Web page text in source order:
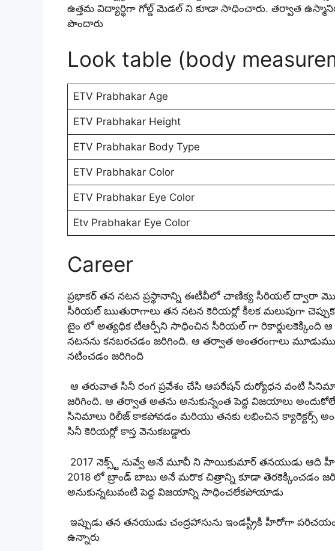
ఉత్తమ విద్యార్థిగా గోల్డ్ మెడల్ ని కూడా సాధించారు. తర్వాత
పొందారు
Look table (body
ETV Prabhakar Age
ETV Prabhakar Height
ETV Prabhakar Body Type
ETV Prabhakar Color
ETV Prabhakar Eye Color
Etv Prabhakar Eye Color
Career
ప్రభాకర్ తన నటన ప్రస్థానాన్ని ఈటీవీలో చాణిక్య సీరియల్ ద్వారా
సీరియల్ ఋతురాగాలు తన నటన కెరియర్లో కీలక మలుపుగా
టైం లో అత్యధిక టీఆర్పీని సాధించిన సీరియల్ గా రికార్డులకెక్కింది
నటనను కనబరచడం జరిగింది. ఆ తర్వాత అంతరంగాలు
నటించడం జరిగింది
ఆ తరువాత సినీ రంగ ప్రవేశం చేసి ఆపరేషన్ దుర్యోధన వంటి
జరిగింది. ఆ తర్వాత అతను అనుకున్నంత పెద్ద విజయాలు
సినిమాలు రిలీజ్ కాకపోవడం మరియు తనకు లభించిన క్యారెక్టర్స్
సినీ కెరియర్లో కాస్త వెనుకబడ్డారు
2017 నెక్స్ట్ నువ్వే అనే మూవీ ని సాయికుమార్ తనయుడు ఆది
2018 లో బ్రాండ్ బాబు అనే మరొక చిత్రాన్ని కూడా తెరకెక్కించడం
అనుకున్నటువంటి పెద్ద విజయాన్ని సాధించలేకపోయాడు
ఇప్పుడు తన తనయుడు చంద్రహాసును ఇండస్ట్రీకి హీరోగా
ఉన్నారు